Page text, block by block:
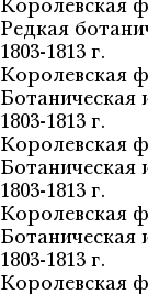
Королевская
Редкая
1803-1813 г.
Королевская
Ботаническая
1803-1813 г.
Королевская
Ботаническая
1803-1813 г.
Королевская
Ботаническая
1803-1813 г.
Королевская